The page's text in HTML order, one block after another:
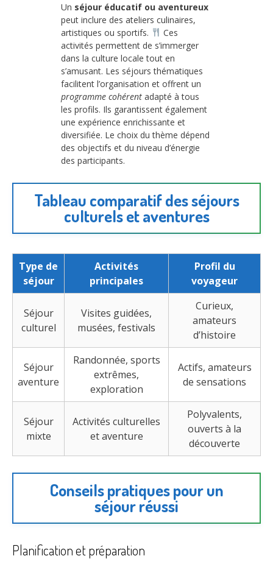
Un séjour éducatif ou aventureux
peut inclure des ateliers culinaires,
artistiques ou sportifs.
Ces
activités permettent de s’immerger
dans la culture locale tout en
s’amusant. Les séjours thématiques
facilitent l’organisation et offrent un
programme cohérent adapté à tous
les profils. Ils garantissent également
une expérience enrichissante et
diversifiée. Le choix du thème dépend
des objectifs et du niveau d’énergie
des participants.
Tableau comparatif des séjours
culturels et aventures
Type de
séjour
Activités
principales
Profil du
voyageur
Séjour
culturel
Visites guidées,
musées, festivals
Curieux,
amateurs
d’histoire
Séjour
aventure
Randonnée, sports
extrêmes,
exploration
Actifs, amateurs
de sensations
Séjour
mixte
Activités culturelles
et aventure
Polyvalents,
ouverts à la
découverte
Conseils pratiques pour un
séjour réussi
Planification et préparation